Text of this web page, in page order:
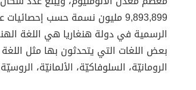
الرسمية في دولة هنغاريا هي اللغة
بعض اللغات التي يتحدثون بها مثل اللغة
الرومانيّة، السلوفاكيّة، الألمانيّة،